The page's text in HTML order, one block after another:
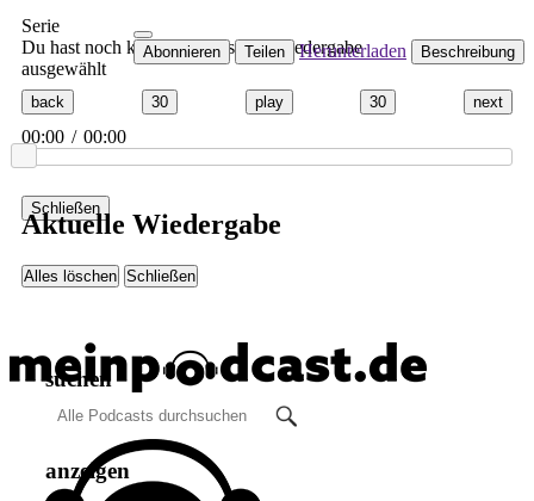
Serie
Du hast noch keinen Podcast zur Wiedergabe
ausgewählt
back 30 play 30 next
00:00 / 00:00
Abonnieren Teilen Herunterladen Beschreibung
Schließen
Aktuelle Wiedergabe
Alles löschen Schließen
suchen
anzeigen